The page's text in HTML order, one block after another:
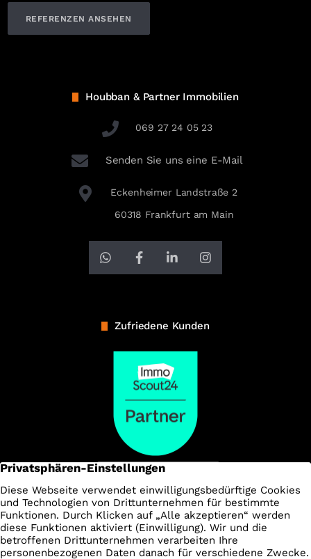
REFERENZEN ANSEHEN
Houbban & Partner Immobilien
069 27 24 05 23
Senden Sie uns eine E-Mail
Eckenheimer Landstraße 2
60318 Frankfurt am Main
Zufriedene Kunden